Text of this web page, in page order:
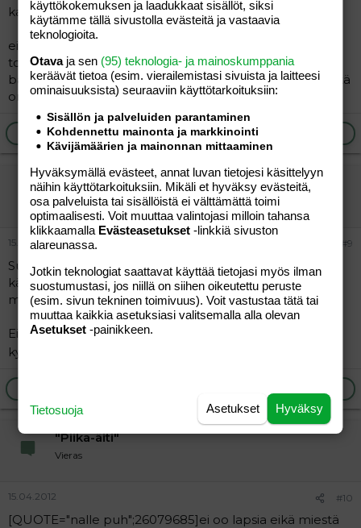
kaveriani pois pakkobaareilusta.[/QUOTE]
ei oo lapsia eikä miestä joten en voi järjestää mitään
tollasia.Ja siis en ole parisuhteessa koskaan juossut
baareissa näin paljon mutta nyt kun elelen yksin niin siitä
on tullut liian helppoa.
Ilmoita asiaton viesti
Chala
Aktiivinen jäsen
15.04.2012 #9
Sun tarttee keksiä vaihtoehtoista tekemistä. Alkaa
käymään vaikka punttiksella, aina siihen aikaan kun
muuten aloittelisit pohjien ottoa tmv.
Eipä sitä sun puolesta voi kukaan tehdä, tahdonvoimaa
kysyy
"Piika-äiti"
Vieras
15.04.2012 #10
[QUOTE="nalle puh";26079685]ei oo lapsia eikä miestä
käyttökokemuksen ja laadukkaat sisällöt, siksi
käytämme tällä sivustolla evästeitä ja vastaavia
teknologioita.
Otavaja sen (95) teknologia- ja mainoskumppania
keräävät tietoa (esim. vierailemis­tasi sivuista ja laitteesi
ominaisuuk­sista) seuraaviin käyttötarkoituksiin:
Sisällön ja palveluiden parantaminen
Kohdennettu mainonta ja markkinointi
Kävijämäärien ja mainonnan mittaaminen
Hyväksymällä evästeet, annat luvan tietojesi käsittelyyn
näihin käyttötarkoituksiin. Mikäli et hyväksy evästeitä,
osa palveluista tai sisällöistä ei välttämättä toimi
optimaalisesti. Voit muuttaa valintojasi milloin tahansa
klikkaamalla Evästeasetukset -linkkiä sivuston
alareunassa.
Jotkin teknologiat saattavat käyttää tietojasi myös ilman
suostumustasi, jos niillä on siihen oikeutettu peruste
(esim. sivun tekninen toimivuus). Voit vastustaa tätä tai
muuttaa kaikkia asetuksiasi valitsemalla alla olevan
Asetukset -painikkeen.
Hyväksy
Asetukset
Tietosuoja